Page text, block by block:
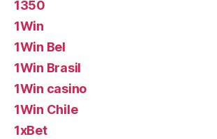
1350
1Win
1Win Bel
1Win Brasil
1Win casino
1Win Chile
1xBet